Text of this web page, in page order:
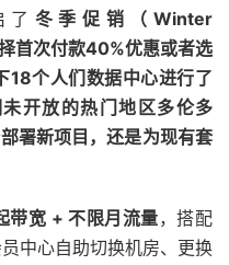
了 冬季促销（Winter
首次付款40%优惠或者选
18个人们数据中心进行了
开放的热门地区多伦多
署新项目，还是为现有套
带宽 + 不限月流量，搭配
中心自助切换机房、更换